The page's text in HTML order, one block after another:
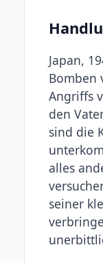
Japan,
Bomben
Angriffs
den
sind die
alles
seiner